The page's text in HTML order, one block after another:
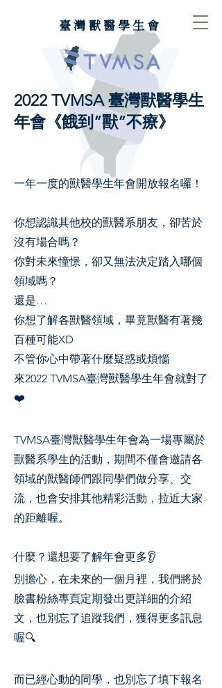
臺灣獸醫學生會
2022 TVMSA 臺灣獸醫學生
年會《餓到”獸”不療》
一年一度的獸醫學生年會開放報名囉！
你想認識其他校的獸醫系朋友，卻苦於
沒有場合嗎？
你對未來憧憬，卻又無法決定踏入哪個
領域嗎？
還是…
你想了解各獸醫領域，畢竟獸醫有著幾
百種可能XD
不管你心中帶著什麼疑惑或煩惱
來2022 TVMSA臺灣獸醫學生年會就對了
❤️
TVMSA臺灣獸醫學生年會為一場專屬於
獸醫系學生的活動，期間不僅會邀請各
領域的獸醫師們跟同學們做分享、交
流，也會安排其他精彩活動，拉近大家
的距離喔。
什麼？還想要了解年會更多👂
別擔心，在未來的一個月裡，我們將於
臉書粉絲專頁定期發出更詳細的介紹
文，也別忘了追蹤我們，獲得更多訊息
喔🔍
而已經心動的同學，也別忘了填下報名